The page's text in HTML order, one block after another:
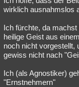
wirklich ausnahmslos
Ich fürchte, da
heilige Geist aus
noch nicht vorgestellt,
gewiss nicht nach
Ich (als Agnostiker)
"Ernstnehmern"